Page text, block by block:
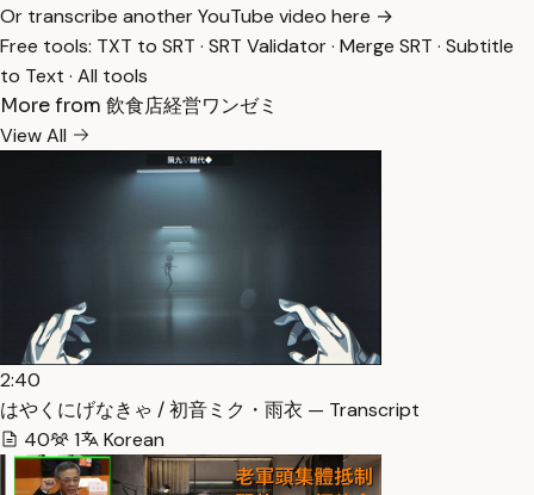
Or transcribe another YouTube video here →
Free tools: TXT to SRT · SRT Validator· Merge SRT · Subtitle
to Text · All tools
More from 飲食店経営ワンゼミ
View All
2:40
はやくにげなきゃ / 初音ミク・雨衣 — Transcript
40
1 Korean